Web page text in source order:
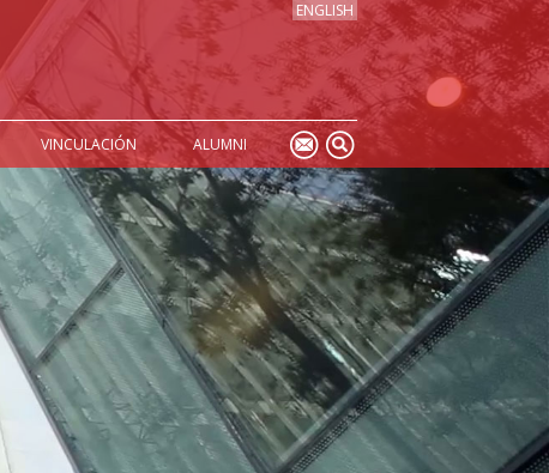
ENGLISH
VINCULACIÓN ALUMNI